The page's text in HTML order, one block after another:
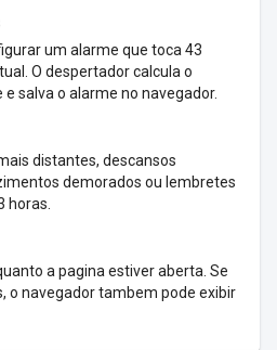
um alarme que toca 43
O despertador calcula o
salva o alarme no navegador.
distantes, descansos
demorados ou lembretes
horas.
a pagina estiver aberta. Se
o navegador tambem pode exibir